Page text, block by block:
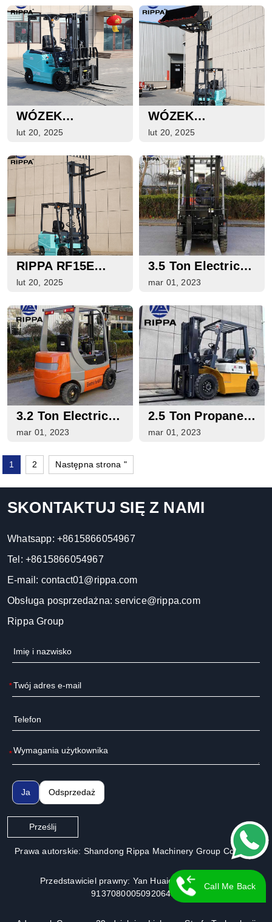
RIPPA RF30E
RIPPA RF30E
WÓZEK
WIDŁOWY
RIPPA RF25E
lut 20, 2025
WÓZEK
WIDŁOWY
RIPPA RF20E
lut 20, 2025
RIPPA RF15E
ELECTRIC
lut 20, 2025
3.5 Ton Electric
Forklift For Sale
mar 01, 2023
3.2 Ton Electric
Forklift For Sale
mar 01, 2023
2.5 Ton Propane
Forklift For Sale
mar 01, 2023
1 2 Następna strona "
SKONTAKTUJ SIĘ Z NAMI
Whatsapp: +8615866054967
Tel: +8615866054967
E-mail: contact01@rippa.com
Obsługa posprzedażna:service@rippa.com
Rippa Group
*
*
Ja Odsprzedaż
Prześlij
Prawa autorskie: Shandong Rippa Machinery Group Co., Ltd.
Przedstawiciel prawny: Yan Huaiguo | Nr licencji:
913708000509206491
Call Me Back